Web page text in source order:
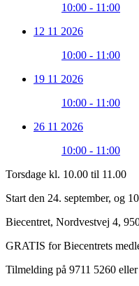
10:00 - 11:00
12 11 2026
10:00 - 11:00
19 11 2026
10:00 - 11:00
26 11 2026
10:00 - 11:00
Torsdage kl. 10.00 til 11.00
Start den 24. september, og
Biecentret, Nordvestvej 4,
GRATIS for Biecentrets
Tilmelding på 9711 5260 eller